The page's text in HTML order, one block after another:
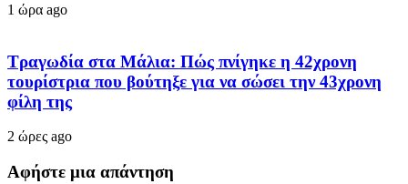
1 ώρα ago
Τραγωδία στα Μάλια: Πώς πνίγηκε η 42χρονη
τουρίστρια που βούτηξε για να σώσει την 43χρονη
φίλη της
2 ώρες ago
Αφήστε μια απάντηση